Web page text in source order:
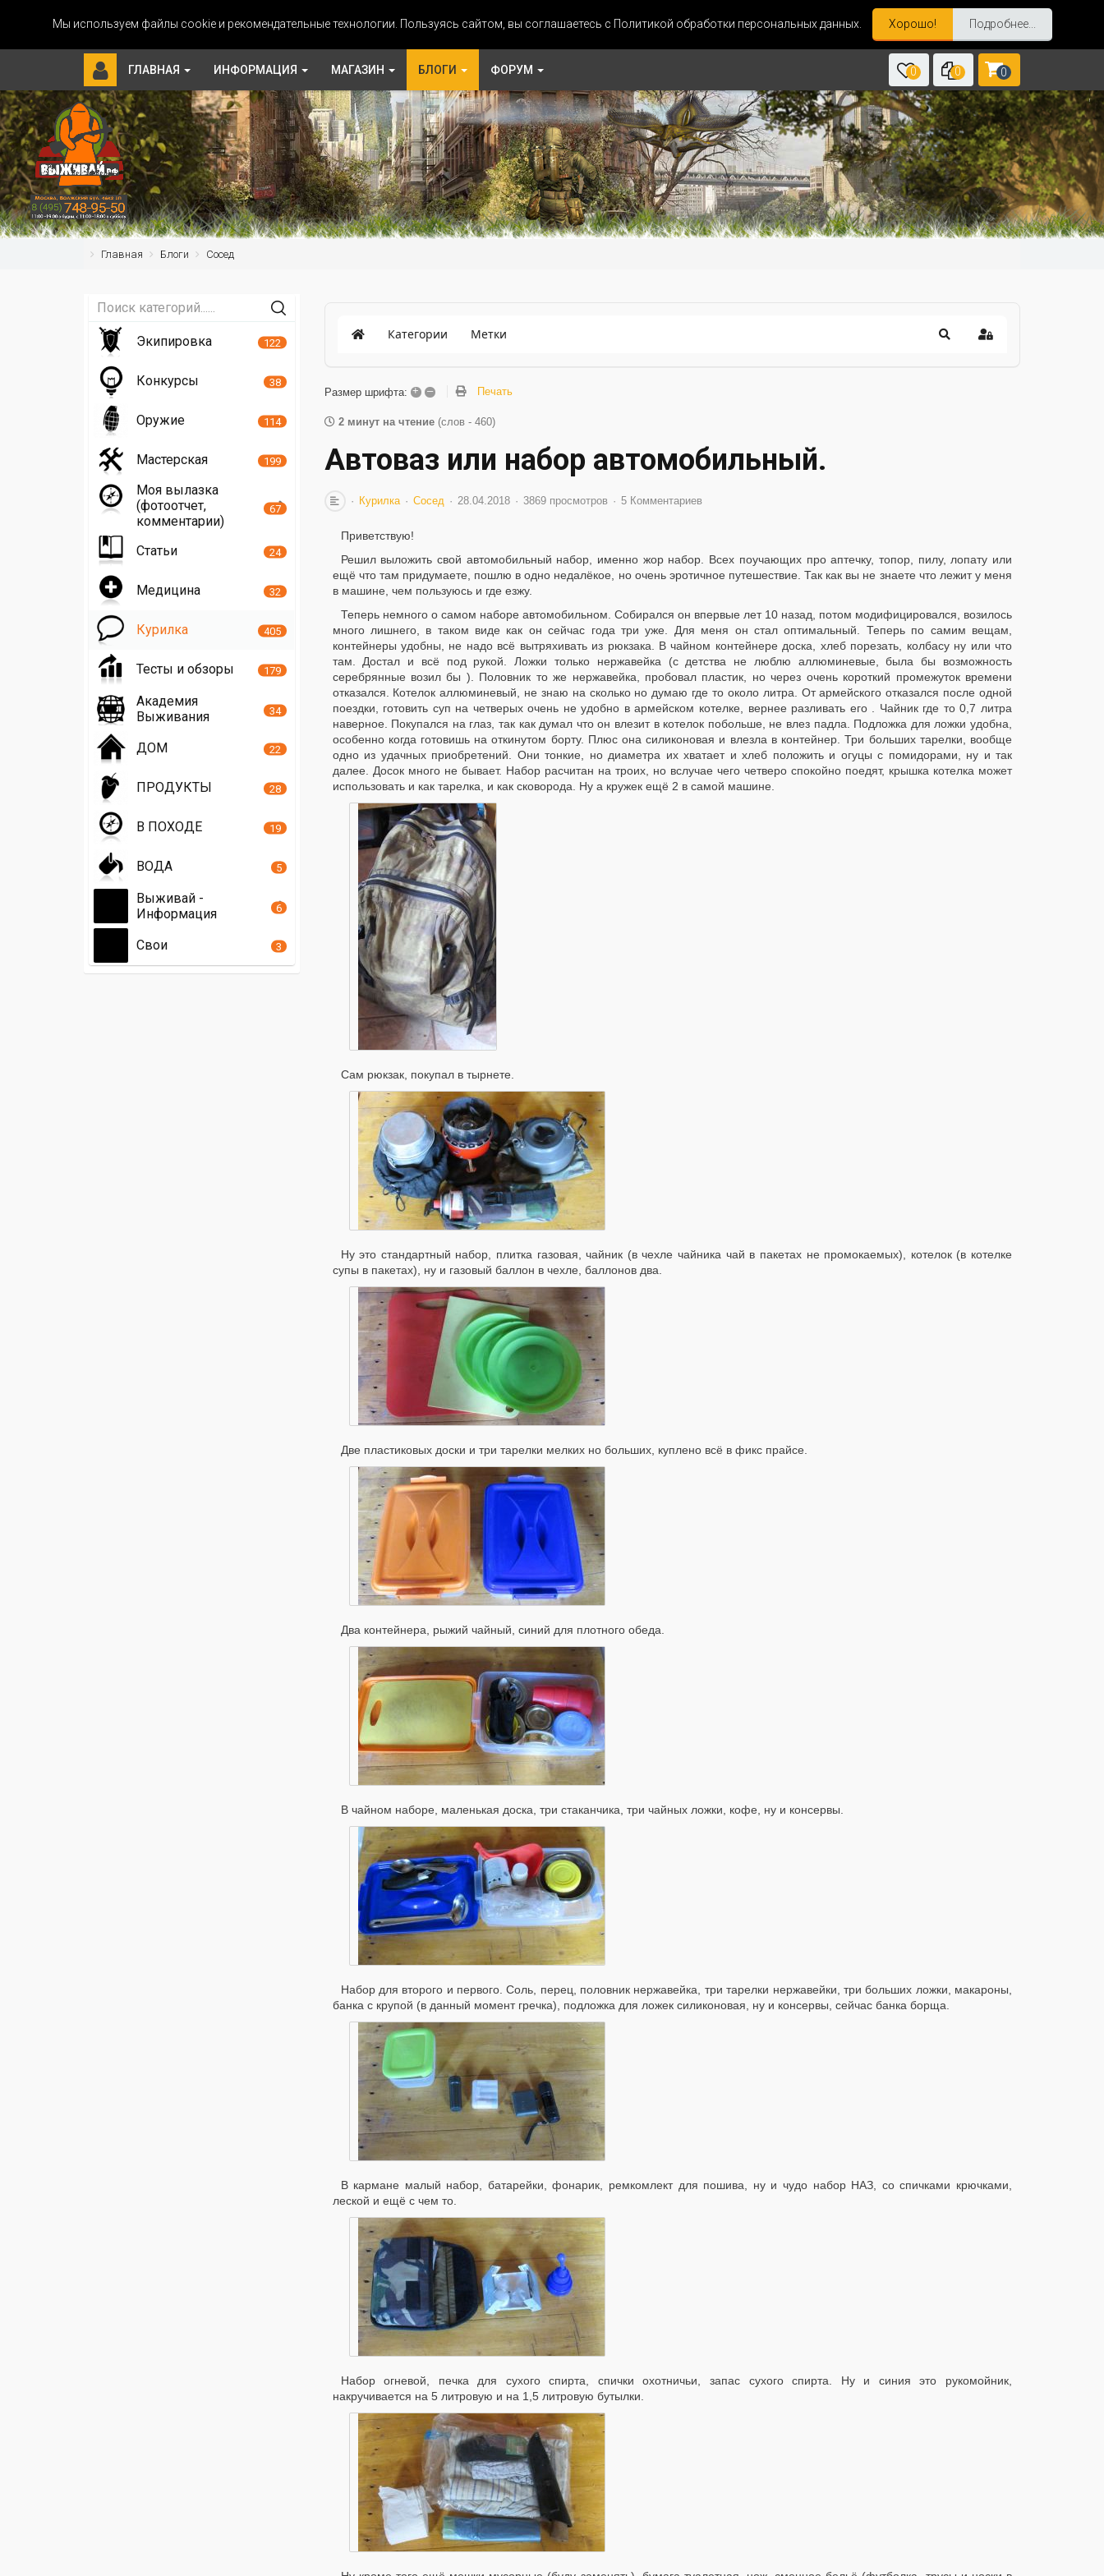
Мы используем файлы cookie и рекомендательные технологии. Пользуясь сайтом, вы соглашаетесь с Политикой обработки персональных данных. Хорошо! Подробнее...
ГЛАВНАЯ ИНФОРМАЦИЯ МАГАЗИН БЛОГИ ФОРУМ 0 0 0
Главная Блоги Сосед
Категории Метки
Размер шрифта: + – Печать
2 минут на чтение (слов - 460)
Автоваз или набор автомобильный.
Курилка Сосед 28.04.2018 3869 просмотров 5 Комментариев
Приветствую!
Решил выложить свой автомобильный набор, именно жор набор. Всех поучающих про аптечку, топор, пилу, лопату или
ещё что там придумаете, пошлю в одно недалёкое, но очень эротичное путешествие. Так как вы не знаете что лежит у меня
в машине, чем пользуюсь и где езжу.
Теперь немного о самом наборе автомобильном. Собирался он впервые лет 10 назад, потом модифицировался, возилось
много лишнего, в таком виде как он сейчас года три уже. Для меня он стал оптимальный. Теперь по самим вещам,
контейнеры удобны, не надо всё вытряхивать из рюкзака. В чайном контейнере доска, хлеб порезать, колбасу ну или что
там. Достал и всё под рукой. Ложки только нержавейка (с детства не люблю аллюминевые, была бы возможность
серебрянные возил бы ). Половник то же нержавейка, пробовал пластик, но через очень короткий промежуток времени
отказался. Котелок аллюминевый, не знаю на сколько но думаю где то около литра. От армейского отказался после одной
поездки, готовить суп на четверых очень не удобно в армейском котелке, вернее разливать его . Чайник где то 0,7 литра
наверное. Покупался на глаз, так как думал что он влезит в котелок побольше, не влез падла. Подложка для ложки удобна,
особенно когда готовишь на откинутом борту. Плюс она силиконовая и влезла в контейнер. Три больших тарелки, вообще
одно из удачных приобретений. Они тонкие, но диаметра их хватает и хлеб положить и огуцы с помидорами, ну и так
далее. Досок много не бывает. Набор расчитан на троих, но вслучае чего четверо спокойно поедят, крышка котелка может
использовать и как тарелка, и как сковорода. Ну а кружек ещё 2 в самой машине.
Сам рюкзак, покупал в тырнете.
Ну это стандартный набор, плитка газовая, чайник (в чехле чайника чай в пакетах не промокаемых), котелок (в котелке
супы в пакетах), ну и газовый баллон в чехле, баллонов два.
Две пластиковых доски и три тарелки мелких но больших, куплено всё в фикс прайсе.
Два контейнера, рыжий чайный, синий для плотного обеда.
В чайном наборе, маленькая доска, три стаканчика, три чайных ложки, кофе, ну и консервы.
Набор для второго и первого. Соль, перец, половник нержавейка, три тарелки нержавейки, три больших ложки, макароны,
банка с крупой (в данный момент гречка), подложка для ложек силиконовая, ну и консервы, сейчас банка борща.
В кармане малый набор, батарейки, фонарик, ремкомлект для пошива, ну и чудо набор НАЗ, со спичками крючками,
леской и ещё с чем то.
Набор огневой, печка для сухого спирта, спички охотничьи, запас сухого спирта. Ну и синия это рукомойник,
накручивается на 5 литровую и на 1,5 литровую бутылки.
Экипировка 122
Конкурсы 38
Оружие 114
Мастерская 199
Моя вылазка
(фотоотчет,
комментарии)
67
Статьи 24
Медицина 32
Курилка 405
Тесты и обзоры 179
Академия
Выживания
34
ДОМ 22
ПРОДУКТЫ 28
В ПОХОДЕ 19
ВОДА 5
Выживай -
Информация
6
Свои 3